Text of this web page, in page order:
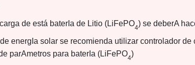
de está baterIa de Litio (LiFePO
4
) se deberA
energIa solar se recomienda utilizar controlador
parAmetros para baterIa (LiFePO
4
)